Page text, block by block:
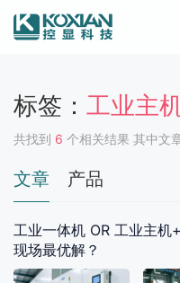
标签： 工业主
共找到 6 个相关结果 其中文
文章 产品
工业一体机 OR 工业主机
现场最优解？